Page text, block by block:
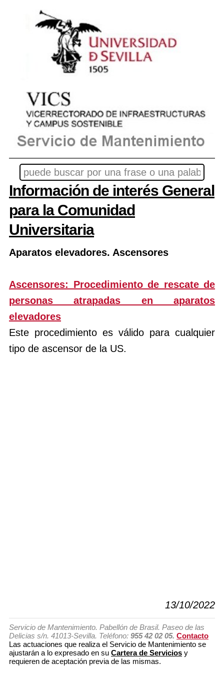
Información de interés General
para la Comunidad
Universitaria
Aparatos elevadores. Ascensores
Ascensores: Procedimiento de rescate de
personas atrapadas en aparatos
elevadores
Este procedimiento es válido para cualquier
tipo de ascensor de la US.
13/10/2022
Servicio de Mantenimiento. Pabellón de Brasil. Paseo de las
Delicias s/n. 41013-Sevilla. Teléfono: 955 42 02 05. Contacto
Las actuaciones que realiza el Servicio de Mantenimiento se
ajustarán a lo expresado en su Cartera de Servicios y
requieren de aceptación previa de las mismas.